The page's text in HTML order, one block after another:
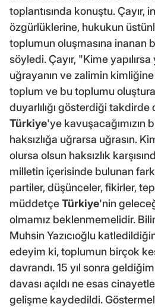
toplantısında konuştu. Çayır,
özgürlüklerine, hukukun
toplumun oluşmasına inanan
söyledi. Çayır, "Kime yapılırsa
uğrayanın ve zalimin kimliğine
toplum ve bu toplumu
duyarlılığı gösterdiği takdirde
Türkiye'ye kavuşacağımızın
haksızlığa uğrarsa uğrasın.
olursa olsun haksızlık
milletin içerisinde bulunan
partiler, düşünceler, fikirler,
müddetçeTürkiye'nin
olmamız beklenmemelidir.
Muhsin Yazıcıoğlu
edeyim ki, toplumun birçok
davrandı. 15 yıl sonra
davası açıldı ne esas
gelişme kaydedildi.